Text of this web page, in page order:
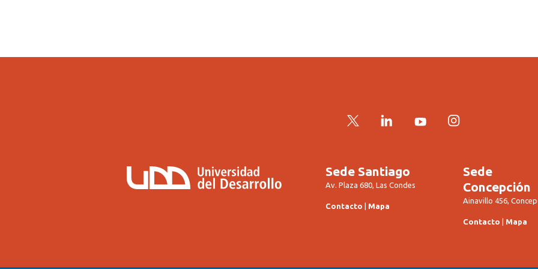
Twitter LinkedInYouTubeInstagram
Sede Santiago
Av. Plaza 680, Las Condes
Contacto Mapa
Sede
Concepción
Ainavillo 456,
Contacto Mapa